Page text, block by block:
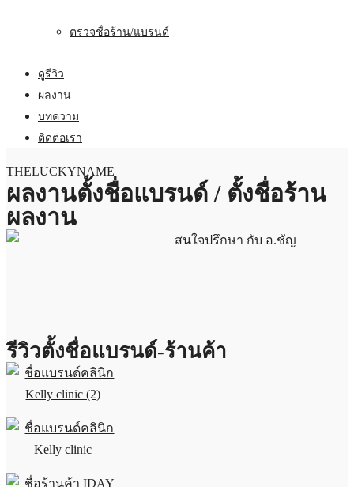
ตรวจชื่อร้าน/แบรนด์
ดูรีวิว
ผลงาน
บทความ
ติดต่อเรา
THELUCKYNAME
ผลงานตั้งชื่อแบรนด์ / ตั้งชื่อร้าน
ผลงาน
รีวิวตั้งชื่อแบรนด์-ร้านค้า